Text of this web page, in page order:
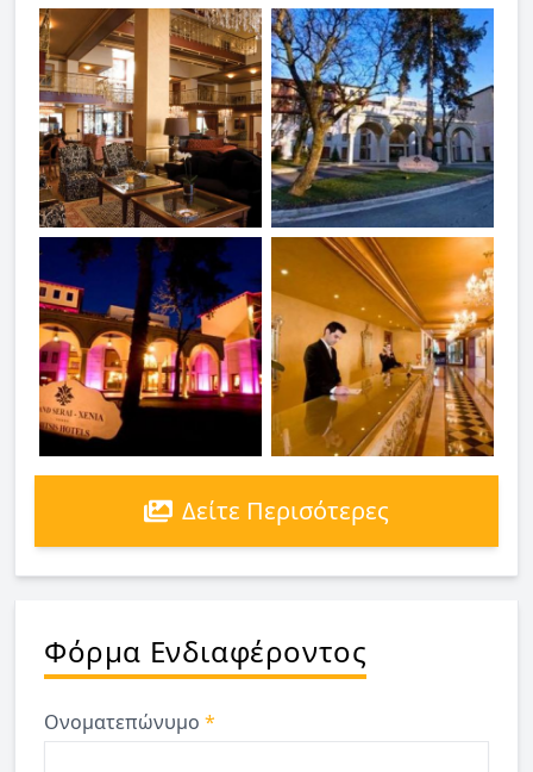
Δείτε Περισότερες
Φόρμα Ενδιαφέροντος
Ονοματεπώνυμο *